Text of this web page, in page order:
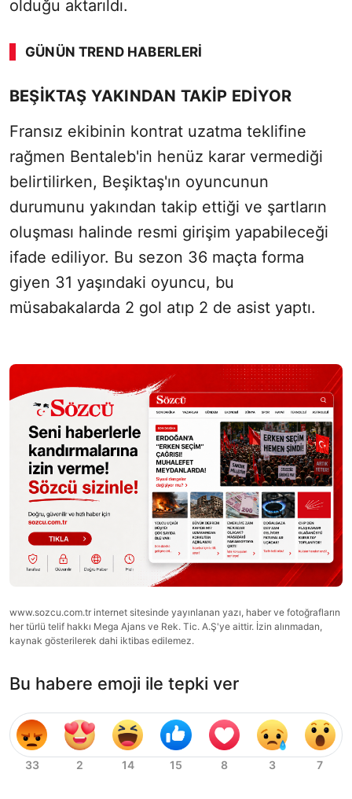
olduğu aktarıldı.
GÜNÜN TREND HABERLERI
00:01 / 09:15
BEŞİKTAŞ YAKINDAN TAKİP EDİYOR
Fransız ekibinin kontrat uzatma teklifine
rağmen Bentaleb'in henüz karar vermediği
belirtilirken, Beşiktaş'ın oyuncunun
durumunu yakından takip ettiği ve şartların
oluşması halinde resmi girişim yapabileceği
ifade ediliyor. Bu sezon 36 maçta forma
giyen 31 yaşındaki oyuncu, bu
müsabakalarda 2 gol atıp 2 de asist yaptı.
www.sozcu.com.tr internet sitesinde yayınlanan yazı, haber ve fotoğrafların
her türlü telif hakkı Mega Ajans ve Rek. Tic. A.Ş'ye aittir. İzin alınmadan,
kaynak gösterilerek dahi iktibas edilemez.
Bu habere emoji ile tepki ver